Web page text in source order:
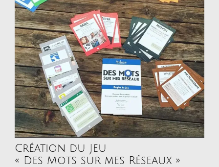
Création du Jeu
« Des Mots sur mes Réseaux »